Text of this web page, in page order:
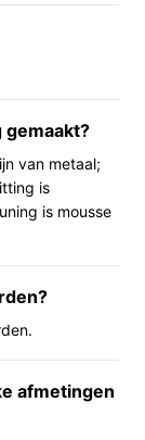
biedt om
veranderen
bij typen
tot
eenvoudige
gemaakt?
van metaal;
is
is mousse
afmetingen